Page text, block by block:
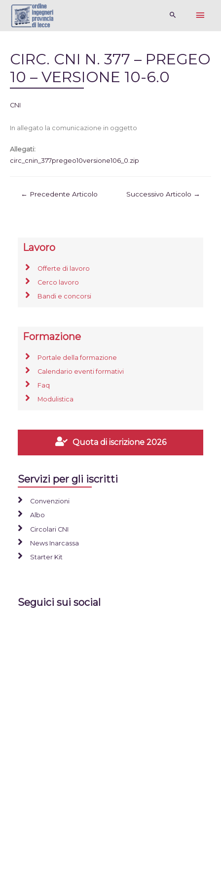
CIRC. CNI N. 377 – PREGEO
10 – VERSIONE 10-6.0
CNI
In allegato la comunicazione in oggetto
Allegati:
circ_cnin_377pregeo10versione106_0.zip
← Precedente Articolo Successivo Articolo →
Lavoro
Offerte di lavoro
Cerco lavoro
Bandi e concorsi
Formazione
Portale della formazione
Calendario eventi formativi
Faq
Modulistica
Quota di iscrizione 2026
Servizi per gli iscritti
Convenzioni
Albo
Circolari CNI
News Inarcassa
Starter Kit
Seguici sui social